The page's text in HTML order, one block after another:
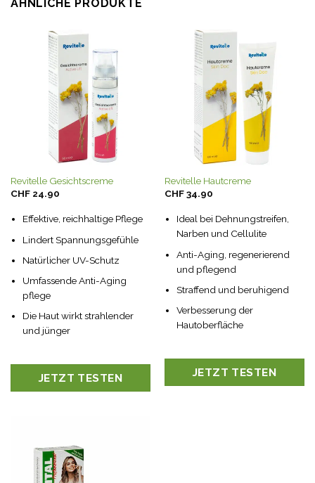
ÄHNLICHE PRODUKTE
Revitelle Gesichtscreme
CHF24.90
Effektive, reichhaltige Pflege
Lindert Spannungsgefühle
Natürlicher UV-Schutz
Umfassende Anti-Aging
pflege
Die Haut wirkt strahlender
und jünger
JETZT TESTEN
Revitelle Hautcreme
CHF34.90
Ideal bei Dehnungstreifen,
Narben und Cellulite
Anti-Aging, regenerierend
und pflegend
Straffend und beruhigend
Verbesserung der
Hautoberfläche
JETZT TESTEN